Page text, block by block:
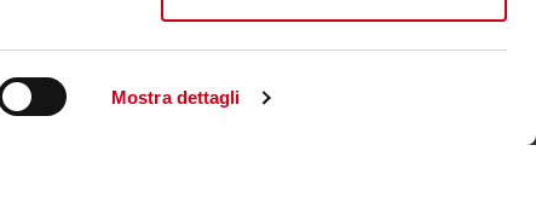
Mostra dettagli
Visite le site corporate